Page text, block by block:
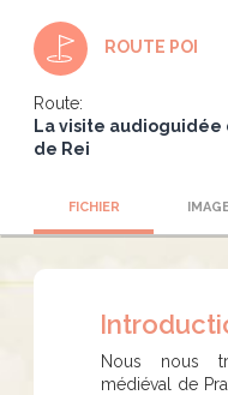
ROUTE POI
Route:
La visite
de Rei
FICHIER
Nous nous
médiéval de